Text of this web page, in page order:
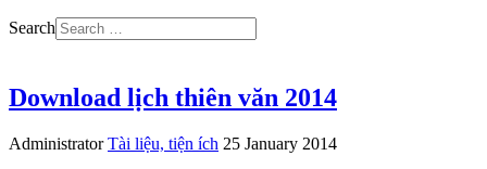
Search
Download lịch thiên văn 2014
Administrator Tài liệu, tiện ích 25 January 2014